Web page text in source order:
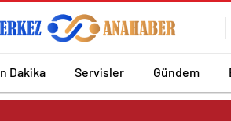
Dakika Servisler Gündem